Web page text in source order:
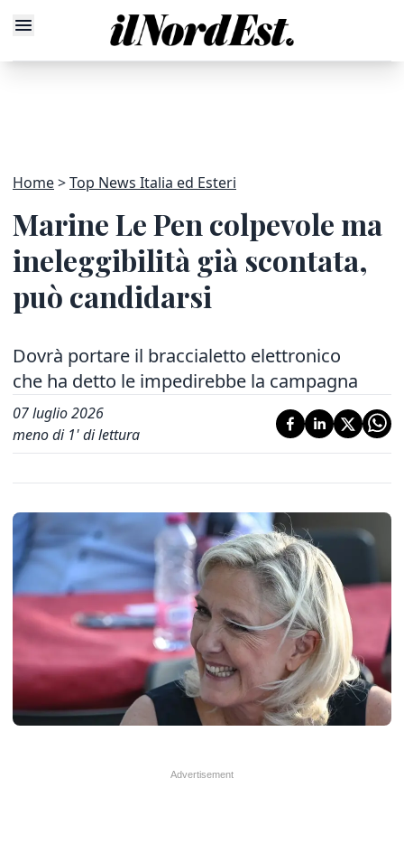
Home Top News Italia ed Esteri
Marine Le Pen colpevole ma
ineleggibilità già scontata,
può candidarsi
Dovrà portare il braccialetto elettronico
che ha detto le impedirebbe la campagna
07 luglio 2026
meno di 1' di lettura